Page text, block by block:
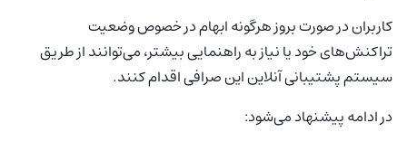
کاربران در صورت بروز هرگونه ابهام در خصوص وضعیت
تراکنش‌های خود یا نیاز به راهنمایی بیشتر، می‌توانند از طریق
سیستم پشتیبانی آنلاین این صرافی اقدام کنند.
در ادامه پیشنهاد می‌شود: